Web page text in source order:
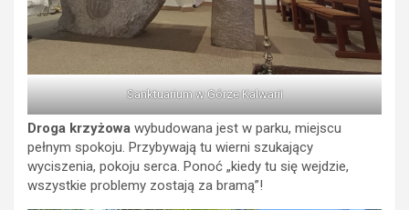
Sanktuarium w Górze Kalwarii
Droga krzyżowa wybudowana jest w parku, miejscu
pełnym spokoju. Przybywają tu wierni szukający
wyciszenia, pokoju serca. Ponoć „kiedy tu się wejdzie,
wszystkie problemy zostają za bramą”!